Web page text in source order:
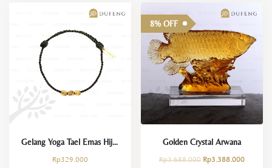
Gelang Yoga Tael Emas Hijau Keberuntungan dan Kemakmuran
Rp329.000
8% OFF
Golden Crystal Arwana
Rp3.688.000 Rp3.388.000